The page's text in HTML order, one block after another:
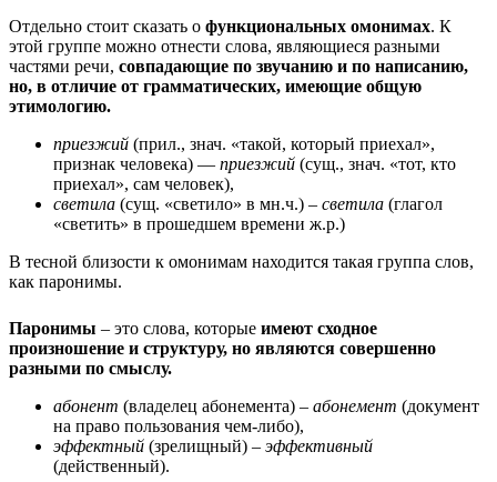
Отдельно стоит сказать о функциональных омонимах. К
этой группе можно отнести слова, являющиеся разными
частями речи, совпадающие по звучанию и по написанию,
но, в отличие от грамматических, имеющие общую
этимологию.
приезжий (прил., знач. «такой, который приехал»,
признак человека) — приезжий (сущ., знач. «тот, кто
приехал», сам человек),
светила (сущ. «светило» в мн.ч.) – светила (глагол
«светить» в прошедшем времени ж.р.)
В тесной близости к омонимам находится такая группа слов,
как паронимы.
Паронимы – это слова, которые имеют сходное
произношение и структуру, но являются совершенно
разными по смыслу.
абонент (владелец абонемента) – абонемент (документ
на право пользования чем-либо),
эффектный (зрелищный) – эффективный
(действенный).